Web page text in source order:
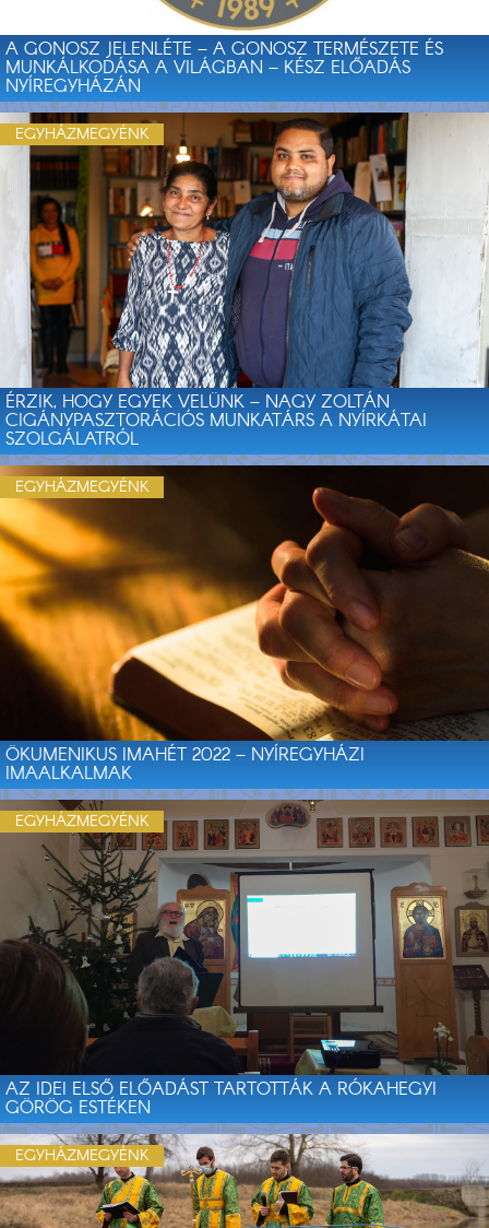
A GONOSZ JELENLÉTE – A GONOSZ TERMÉSZETE ÉS
MUNKÁLKODÁSA A VILÁGBAN – KÉSZ ELŐADÁS
NYÍREGYHÁZÁN
ÉRZIK, HOGY EGYEK VELÜNK – NAGY ZOLTÁN
CIGÁNYPASZTORÁCIÓS MUNKATÁRS A NYÍRKÁTAI
SZOLGÁLATRÓL
EGYHÁZMEGYÉNK
ÖKUMENIKUS IMAHÉT 2022 – NYÍREGYHÁZI
IMAALKALMAK
EGYHÁZMEGYÉNK
AZ IDEI ELSŐ ELŐADÁST TARTOTTÁK A RÓKAHEGYI
GÖRÖG ESTÉKEN
EGYHÁZMEGYÉNK
EGYHÁZMEGYÉNK